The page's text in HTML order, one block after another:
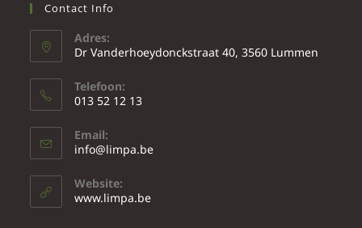
Contact Info
Adres:
Dr Vanderhoeydonckstraat 40, 3560 Lummen
Telefoon:
013 52 12 13
Email:
info@limpa.be
Website:
www.limpa.be